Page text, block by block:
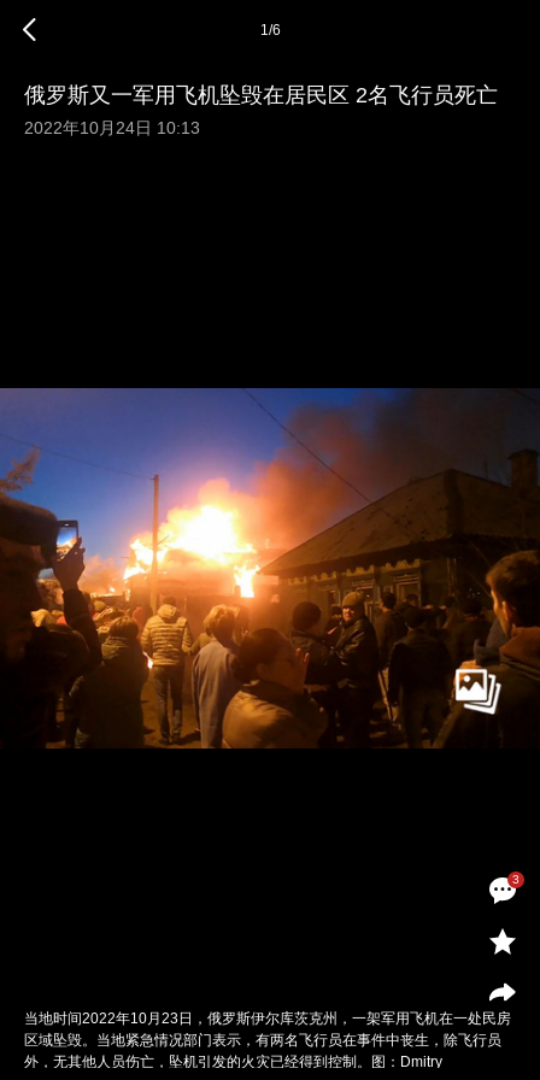
3
1/6
俄罗斯又一军用飞机坠毁在居民区 2名飞行员死亡
2022年10月24日 10:13
当地时间2022年10月23日，俄罗斯伊尔库茨克州，一架军用飞机在一处民房
区域坠毁。当地紧急情况部门表示，有两名飞行员在事件中丧生，除飞行员
外，无其他人员伤亡，坠机引发的火灾已经得到控制。图：Dmitry